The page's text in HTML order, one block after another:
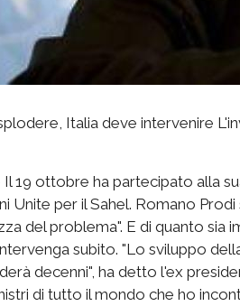
Italia deve intervenire
Il 19 ottobre ha partecipato alla
Unite per il Sahel. Romano
del problema". E di quanto sia
subito. "Lo sviluppo
decenni", ha detto l'ex
di tutto il mondo che ho